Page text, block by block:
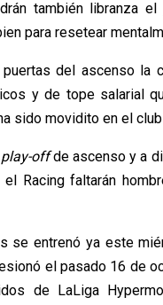
también libranza
para resetear
del ascenso la
y de tope salarial
sido movidito en el
play-offde ascenso y a
Racing faltarán
se entrenó ya este
el pasado 16 de
de LaLiga